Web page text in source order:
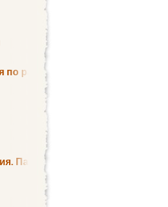
развитию памяти
Пауль Шелли